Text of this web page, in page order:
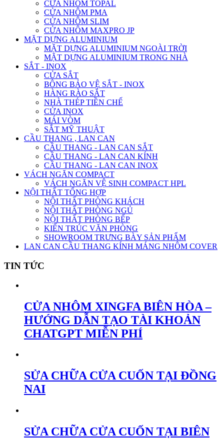
CỬA NHÔM TOPAL
CỬA NHÔM PMA
CỬA NHÔM SLIM
CỬA NHÔM MAXPRO JP
MẶT DỰNG ALUMINIUM
MẶT DỰNG ALUMINIUM NGOÀI TRỜI
MẶT DỰNG ALUMINIUM TRONG NHÀ
SẮT - INOX
CỬA SẮT
BÔNG BẢO VỆ SẮT - INOX
HÀNG RÀO SẮT
NHÀ THÉP TIỀN CHẾ
CỬA INOX
MÁI VÒM
SẮT MỸ THUẬT
CẦU THANG , LAN CAN
CẦU THANG - LAN CAN SẮT
CẦU THANG - LAN CAN KÍNH
CẦU THANG - LAN CAN INOX
VÁCH NGĂN COMPACT
VÁCH NGĂN VỆ SINH COMPACT HPL
NỘI THẤT TỔNG HỢP
NỘI THẤT PHÒNG KHÁCH
NỘI THẤT PHÒNG NGỦ
NỘI THẤT PHÒNG BẾP
KIẾN TRÚC VĂN PHÒNG
SHOWROOM TRƯNG BÀY SẢN PHẨM
LAN CAN CẦU THANG KÍNH MÁNG NHÔM COVER
TIN TỨC
CỬA NHÔM XINGFA BIÊN HÒA –
HƯỚNG DẪN TẠO TÀI KHOẢN
CHATGPT MIỄN PHÍ
SỬA CHỮA CỬA CUỐN TẠI ĐỒNG
NAI
SỬA CHỮA CỬA CUỐN TẠI BIÊN